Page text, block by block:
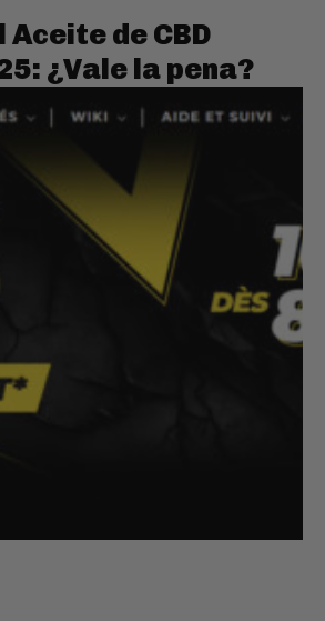
Aceite de CBD
¿Vale la pena?